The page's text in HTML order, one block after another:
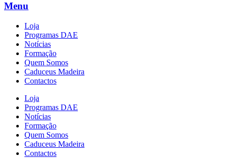
Menu
Loja
Programas DAE
Notícias
Formação
Quem Somos
Caduceus Madeira
Contactos
Loja
Programas DAE
Notícias
Formação
Quem Somos
Caduceus Madeira
Contactos